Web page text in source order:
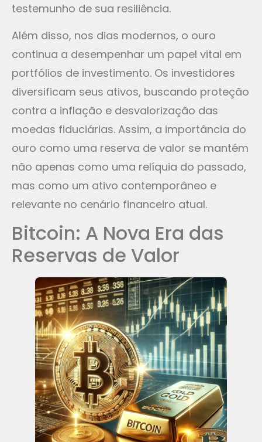
testemunho de sua resiliência.
Além disso, nos dias modernos, o ouro
continua a desempenhar um papel vital em
portfólios de investimento. Os investidores
diversificam seus ativos, buscando proteção
contra a inflação e desvalorização das
moedas fiduciárias. Assim, a importância do
ouro como uma reserva de valor se mantém
não apenas como uma relíquia do passado,
mas como um ativo contemporâneo e
relevante no cenário financeiro atual.
Bitcoin: A Nova Era das
Reservas de Valor